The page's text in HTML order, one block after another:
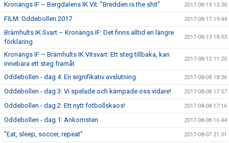
Kronängs IF – Bergdalens IK Vit: ”Bredden is the shit” 2017-08-19 13:30
FILM: Oddebollen 2017 2017-08-17 19:44
Brämhults IK Svart – Kronängs IF: Det finns alltid en längre
förklaring
2017-08-13 18:03
Kronängs IF – Brämhults IK Vitsvart: Ett steg tillbaka, kan
innebära ett steg framåt
2017-08-12 11:25
Oddebollen - dag 4: En signifikativ avslutning 2017-08-08 18:36
Oddebollen - dag 3: Vi spelade och kämpade oss vidare! 2017-08-08 17:57
Oddebollen - dag 2: Ett nytt fotbollskaos! 2017-08-08 17:16
Oddebollen - dag 1: Ankomsten 2017-08-08 16:44
"Eat, sleep, soccer, repeat" 2017-08-07 21:01